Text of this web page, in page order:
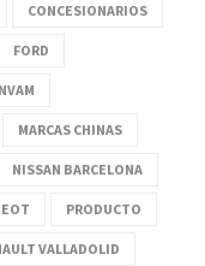
CONCESIONARIOS
FORD
MARCAS CHINAS
NISSAN BARCELONA
PRODUCTO
VALLADOLID